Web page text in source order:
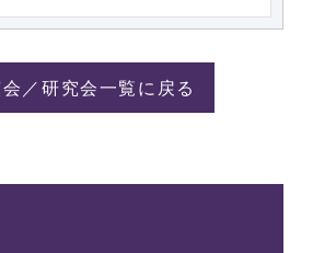
／研究会一覧に戻る